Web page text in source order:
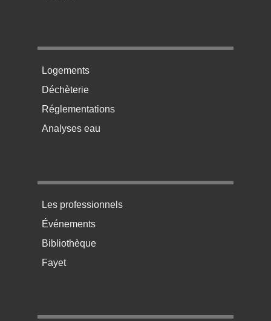
Menu pratique bas de page 2
Logements
Déchèterie
Réglementations
Analyses eau
Menu pratique bas de page 3
Les professionnels
Événements
Bibliothèque
Fayet